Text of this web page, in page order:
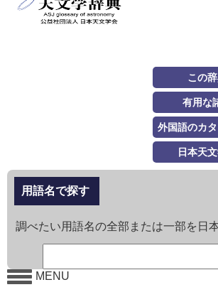
この
有用な
外国語のカ
日本天
用語名で探す
調べたい用語名の全部または一部を日
MENU